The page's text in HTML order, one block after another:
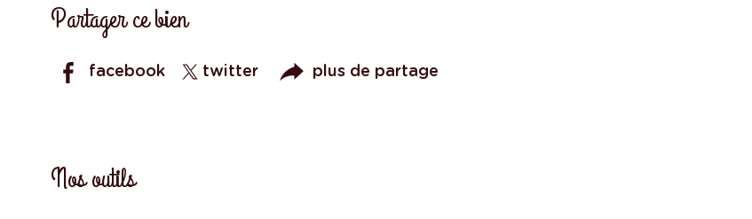
Partager ce bien
facebook twitter plus de partage
Nos outils